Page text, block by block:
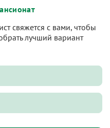
свяжется с вами, чтобы
лучший вариант